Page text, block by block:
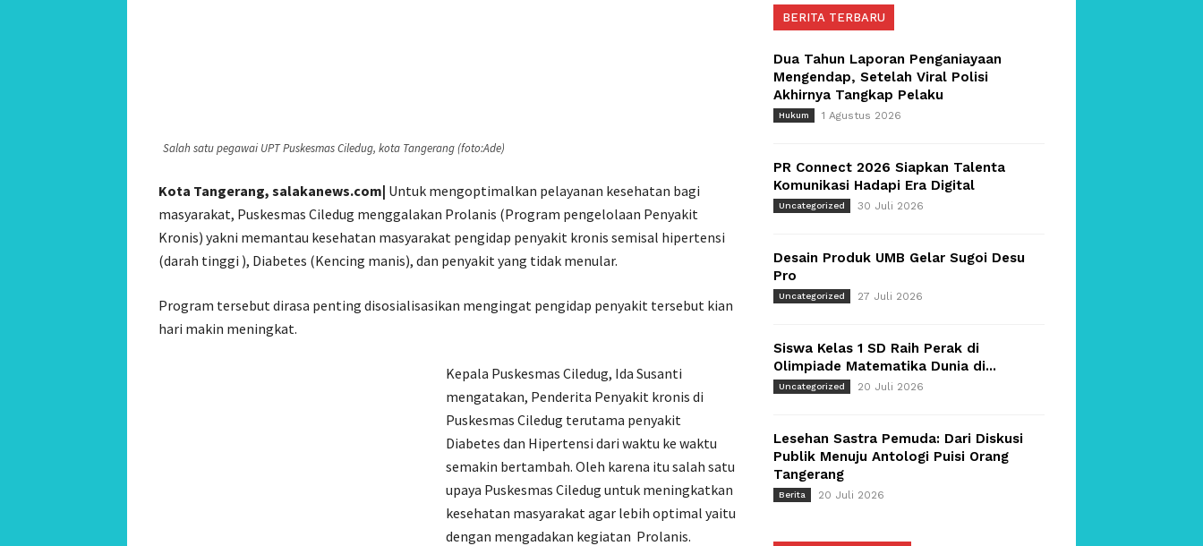
Salah satu pegawai UPT Puskesmas Ciledug, kota Tangerang (foto:Ade)
Kota Tangerang, salakanews.com| Untuk mengoptimalkan pelayanan kesehatan bagi
masyarakat, Puskesmas Ciledug menggalakan Prolanis (Program pengelolaan Penyakit
Kronis) yakni memantau kesehatan masyarakat pengidap penyakit kronis semisal hipertensi
(darah tinggi ), Diabetes (Kencing manis), dan penyakit yang tidak menular.
Program tersebut dirasa penting disosialisasikan mengingat pengidap penyakit tersebut kian
hari makin meningkat.
Kepala Puskesmas Ciledug, Ida Susanti
mengatakan, Penderita Penyakit kronis di
Puskesmas Ciledug terutama penyakit
Diabetes dan Hipertensi dari waktu ke waktu
semakin bertambah. Oleh karena itu salah satu
upaya Puskesmas Ciledug untuk meningkatkan
kesehatan masyarakat agar lebih optimal yaitu
dengan mengadakan kegiatan Prolanis.
BERITA TERBARU
Dua Tahun Laporan Penganiayaan
Mengendap, Setelah Viral Polisi
Akhirnya Tangkap Pelaku
Hukum 1 Agustus 2026
PR Connect 2026 Siapkan Talenta
Komunikasi Hadapi Era Digital
Uncategorized 30 Juli 2026
Desain Produk UMB Gelar Sugoi Desu
Pro
Uncategorized 27 Juli 2026
Siswa Kelas 1 SD Raih Perak di
Olimpiade Matematika Dunia di...
Uncategorized 20 Juli 2026
Lesehan Sastra Pemuda: Dari Diskusi
Publik Menuju Antologi Puisi Orang
Tangerang
Berita 20 Juli 2026